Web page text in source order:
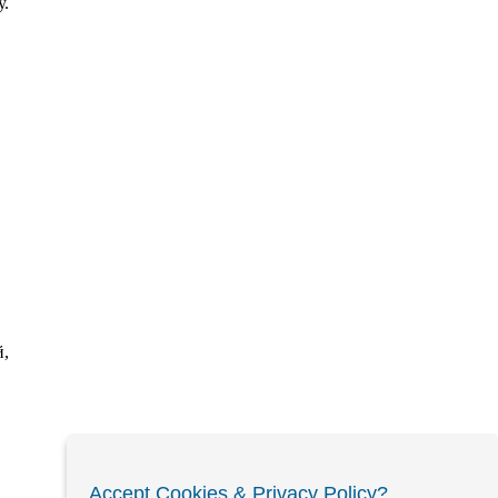
Accept Cookies & Privacy Policy?